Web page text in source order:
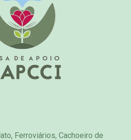
Ferroviários, Cachoeiro de